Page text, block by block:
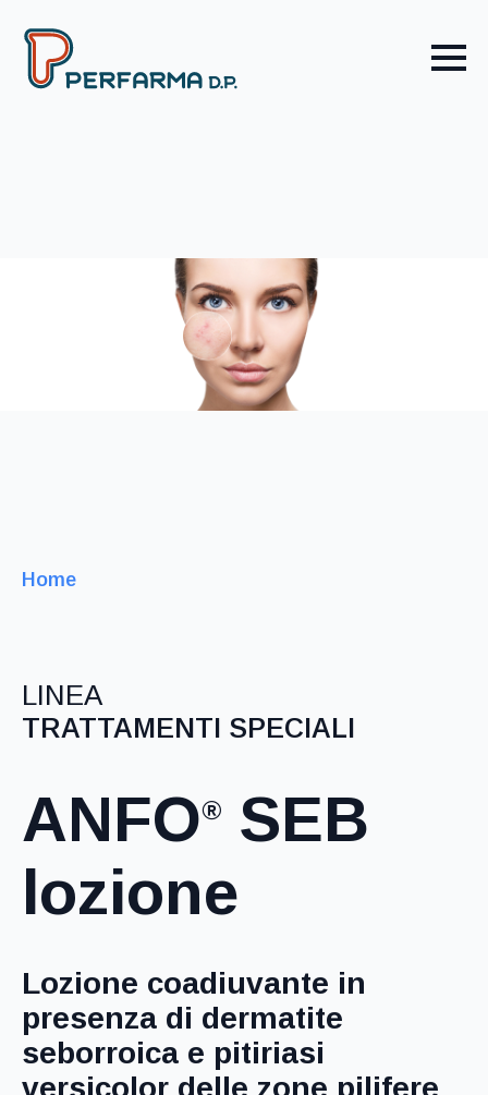
Home
LINEA
TRATTAMENTI SPECIALI
ANFO®
SEB
lozione
Lozione coadiuvante in
presenza di dermatite
seborroica e pitiriasi
versicolor delle zone pilifere